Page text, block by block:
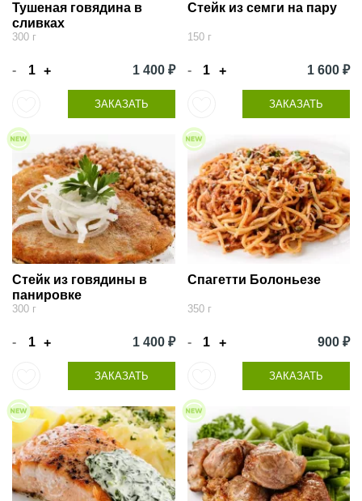
Тушеная говядина в
сливках
300 г
- + 1 400 ₽
ЗАКАЗАТЬ
Стейк из семги на пару
150 г
- + 1 600 ₽
ЗАКАЗАТЬ
Стейк из говядины в
панировке
300 г
- + 1 400 ₽
ЗАКАЗАТЬ
Спагетти Болоньезе
350 г
- + 900 ₽
ЗАКАЗАТЬ